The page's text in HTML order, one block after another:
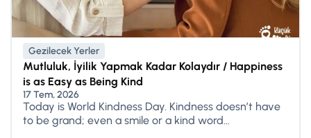
Gezilecek Yerler
Mutluluk, İyilik Yapmak Kadar Kolaydır / Happiness
is as Easy as Being Kind
17 Tem, 2026
Today is World Kindness Day. Kindness doesn’t have
to be grand; even a smile or a kind word...